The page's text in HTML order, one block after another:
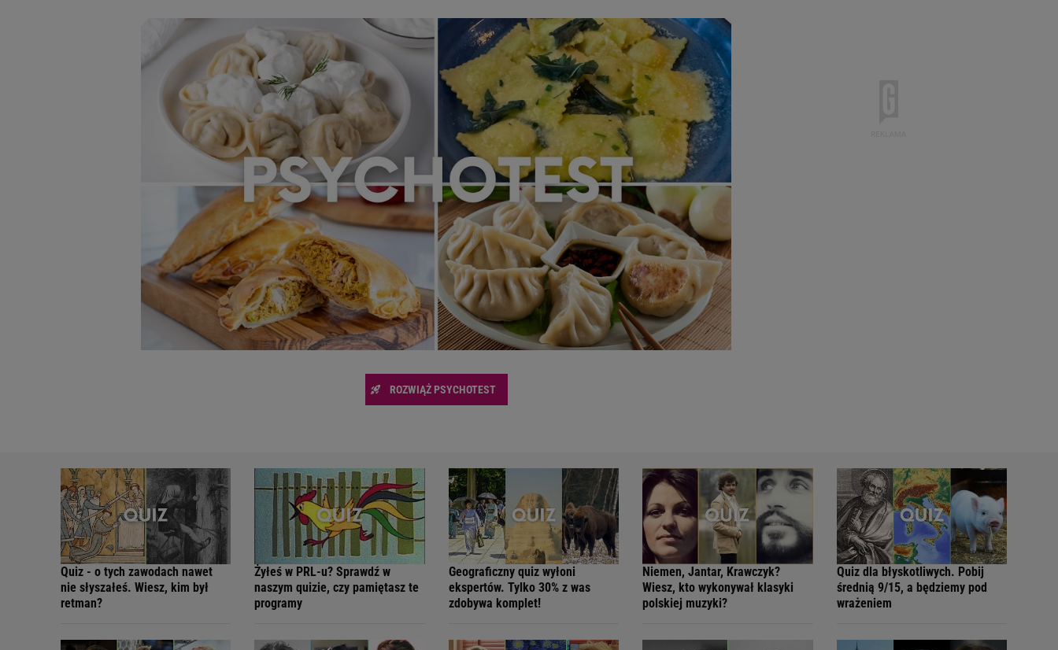
ROZWIĄŻ PSYCHOTEST
Quiz - o tych zawodach nawet
nie słyszałeś. Wiesz, kim był
retman?
Żyłeś w PRL-u? Sprawdź w
naszym quizie, czy pamiętasz te
programy
Geograficzny quiz wyłoni
ekspertów. Tylko 30% z was
zdobywa komplet!
Niemen, Jantar, Krawczyk?
Wiesz, kto wykonywał klasyki
polskiej muzyki?
Quiz dla błyskotliwych. Pobij
średnią 9/15, a będziemy pod
wrażeniem
My, nasi Zaufani Partnerzy i Agora S.A. możemy przetwarzać dane osobowe w następujących celach:
Użycie dokładnych danych geolokalizacyjnych. Aktywne skanowanie charakterystyki urządzenia do celów identyfikacji.
Przechowywanie informacji na urządzeniu lub dostęp do nich. Spersonalizowane reklamy i treści, pomiar reklam i treści,
badnie odbiorców i ulepszanie usług.
Lista Zaufanych Partnerów